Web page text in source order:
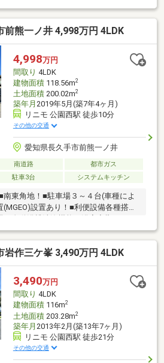
麗♪・安心の設計性能評価、建設性能評
持できる長期優良住宅適合住宅・メン
ステム継承可・築7年のため設備故
壁は総タイル貼りのためメンテンナン
適エアリーで24H空調生活♪※1階の
載住宅♪約7kw搭載し毎月売電は約1万
前熊一ノ井 4,998万円 4LDK
4,998万円
間取り 4LDK
建物面積118.56m2
土地面積200.02m2
築年月 2019年5月(築7年4ヶ月)
リニモ 公園西駅 徒歩10分
その他の交通
愛知県長久手市前熊一ノ井
南道路
都市ガス
駐車3台 システムキッチン
東角地！■駐車場３～４台(車種によ
設置あり！■利便設備各種搭
関：タッチキー、カードキーキッチ
対面システムキッチン、食器洗乾燥機
お気軽にお問合せください＊＊※そ
置法、地区計画による制限(A地区)※市
建物の建築はできませんが、開発許可
建築が可能です。
岩作三ケ峯 3,490万円 4LDK
3,490万円
間取り 4LDK
建物面積116m2
土地面積203.28m2
築年月 2013年2月(築13年7ヶ月)
リニモ 公園西駅 徒歩21分
その他の交通